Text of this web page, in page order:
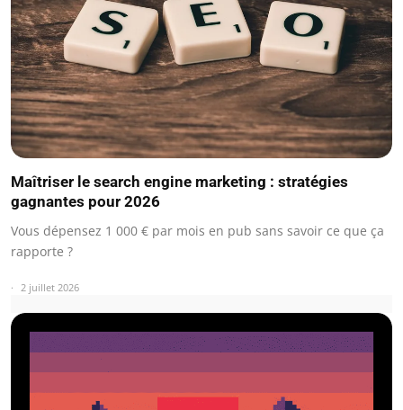
Maîtriser le search engine marketing : stratégies
gagnantes pour 2026
Vous dépensez 1 000 € par mois en pub sans savoir ce que ça
rapporte ?
2 juillet 2026